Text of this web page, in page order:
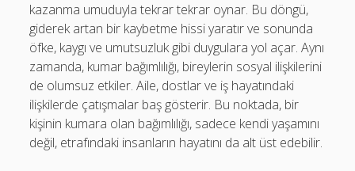
kazanma umuduyla tekrar tekrar oynar. Bu döngü,
giderek artan bir kaybetme hissi yaratır ve sonunda
öfke, kaygı ve umutsuzluk gibi duygulara yol açar. Aynı
zamanda, kumar bağımlılığı, bireylerin sosyal ilişkilerini
de olumsuz etkiler. Aile, dostlar ve iş hayatındaki
ilişkilerde çatışmalar baş gösterir. Bu noktada, bir
kişinin kumara olan bağımlılığı, sadece kendi yaşamını
değil, etrafındaki insanların hayatını da alt üst edebilir.